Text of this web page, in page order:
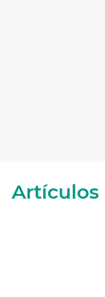
Artículos